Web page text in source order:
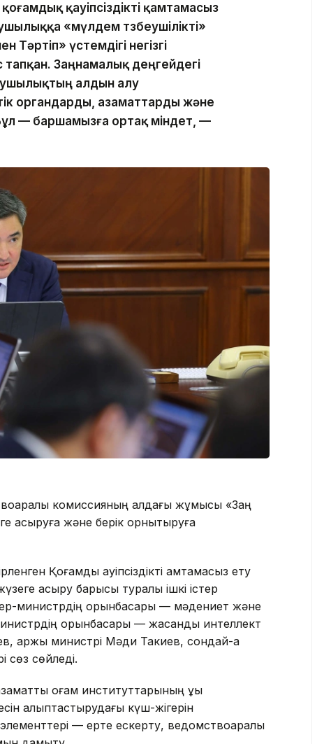
қауіпсіздікті қамтамасыз
«мүлдем төзбеушілікті»
үстемдігі негізгі
тапқан. Заңнамалық деңгейдегі
алдын алу
органдарды, азаматтарды және
Бұл — баршамызға ортақ міндет, —
комиссияның алдағы жұмысы «Заң
асыруға және берік орнықтыруға
Қоғамдық қауіпсіздікті қамтамасыз ету
асыру барысы туралы ішкі істер
министрдің орынбасары — мәдениет және
орынбасары — жасанды интеллект
қаржы министрі Мәди Такиев, сондай-ақ
сөз сөйледі.
қоғам институттарының құқық
қалыптастырудағы күш-жігерін
— ерте ескерту, ведомствоаралық